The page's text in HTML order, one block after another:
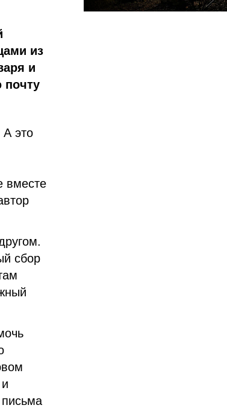
из
и
почту
А это
вместе
сбор